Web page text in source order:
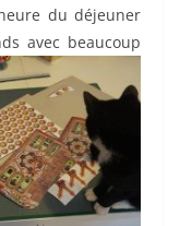
du déjeuner
avec beaucoup